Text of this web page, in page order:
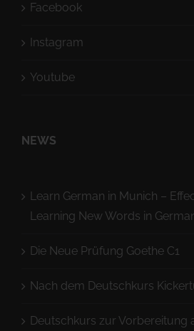
Facebook
Instagram
Youtube
NEWS
Learn German in Munich –
Learning New Words in
Die Neue Prüfung Goethe C1
Nach dem Deutschkurs
Deutschkurs zur Vorbereitung